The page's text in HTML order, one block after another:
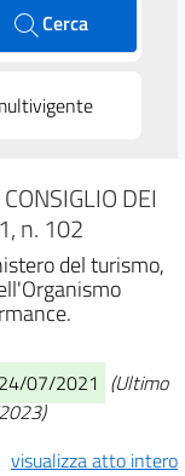
Cerca
DEI
n. 102
del turismo,
07/2021 (Ultimo
visualizza atto intero